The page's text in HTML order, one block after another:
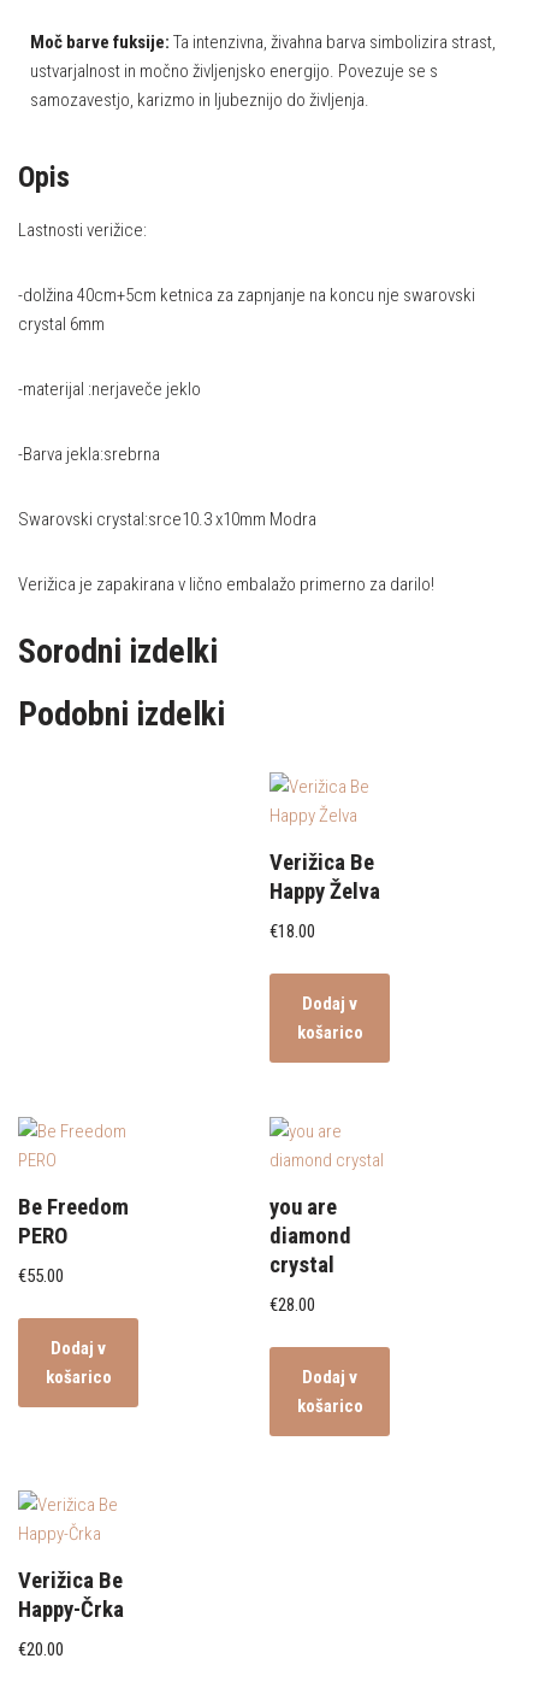
Moč barve fuksije: Ta intenzivna, živahna barva simbolizira strast,
ustvarjalnost in močno življenjsko energijo. Povezuje se s
samozavestjo, karizmo in ljubeznijo do življenja.
Opis
Lastnosti verižice:
-dolžina 40cm+5cm ketnica za zapnjanje na koncu nje swarovski
crystal 6mm
-materijal :nerjaveče jeklo
-Barva jekla:srebrna
Swarovski crystal:srce10.3 x10mm Modra
Verižica je zapakirana v lično embalažo primerno za darilo!
Sorodni izdelki
Podobni izdelki
Verižica Be
Happy Želva
€18.00
Dodaj v
košarico
Be Freedom
PERO
€55.00
Dodaj v
košarico
you are
diamond
crystal
€28.00
Dodaj v
košarico
Verižica Be
Happy-Črka
€20.00